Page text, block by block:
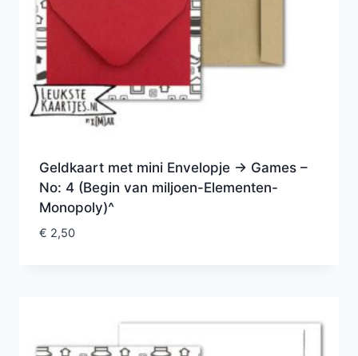
Geldkaart met mini Envelopje -> Games –
No: 4 (Begin van miljoen-Elementen-
Monopoly)^
€ 2,50